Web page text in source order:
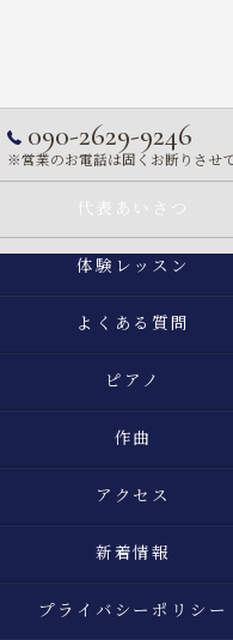
090-2629-9246
※営業のお電話は固くお断りさせて
代表あいさつ
体験レッスン
よくある質問
ピアノ
作曲
アクセス
新着情報
プライバシーポリシー